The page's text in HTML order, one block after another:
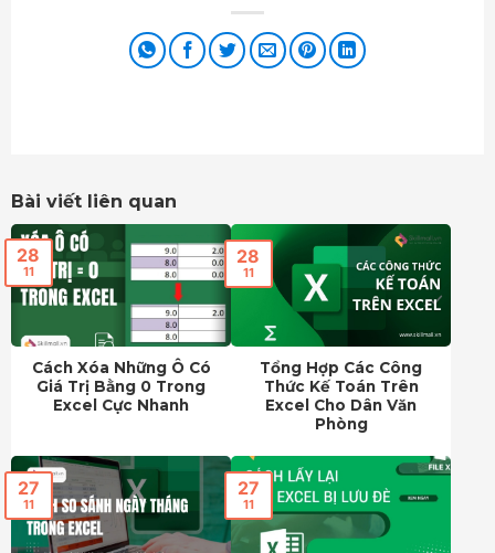
Bài viết liên quan
Cách Xóa Những Ô Có
Giá Trị Bằng 0 Trong
Excel Cực Nhanh
28
11
Tổng Hợp Các Công
Thức Kế Toán Trên
Excel Cho Dân Văn
Phòng
28
11
27
11
27
11